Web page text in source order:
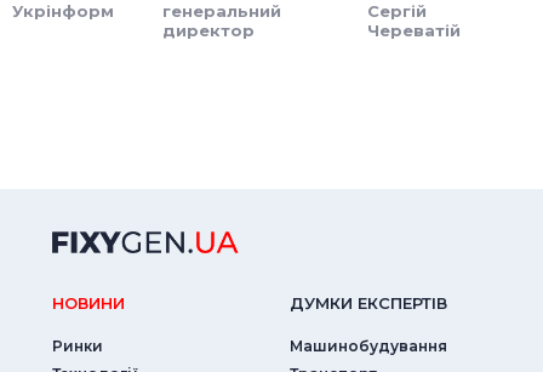
Укрінформ
генеральний
директор
Сергій
Череватій
НОВИНИ
Ринки
ДУМКИ ЕКСПЕРТIВ
Машинобудування